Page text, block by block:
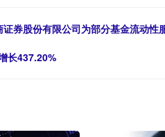
券股份有限公司为部分基金流动性
长437.20%